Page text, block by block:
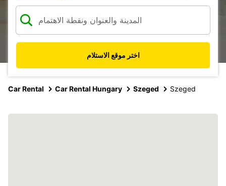
اختر موقع الاستلام
Car Rental Car Rental Hungary Szeged Szeged